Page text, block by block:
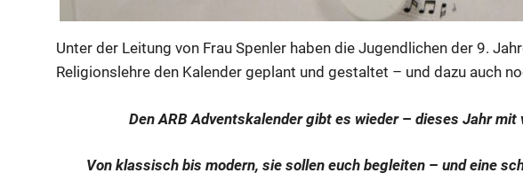
Unter der Leitung von Frau Spenler haben die Jugendlichen der 9.
Religionslehre den Kalender geplant und gestaltet – und dazu auch
Den ARB Adventskalender gibt es wieder– dieses Jahr mit
Von klassisch bis modern, sie sollen euch begleiten– und eine